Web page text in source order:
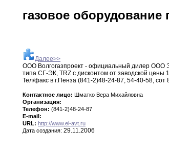
газовое
Далее>>
ООО Волгогазпроект - официальный дилер
типа СГ-ЭК, TRZ с дисконтом от заводской цены
Тел/факс в г.Пенза (841-2)48-24-87, 54-40-58, сот
Контактное лицо: Шматко Вера Михайловна
Организация:
Телефон: (841-2)48-24-87
E-mail:
URL: http://www.el-avt.ru
Дата создания: 29.11.2006